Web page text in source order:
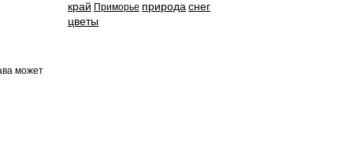
может
край Приморье природа снег
цветы